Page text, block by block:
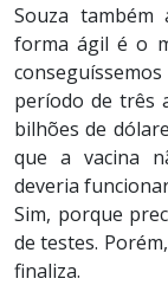
Souza também
forma ágil é o
período de três
bilhões de
que a vacina
deveria
Sim, porque
de testes.
finaliza.